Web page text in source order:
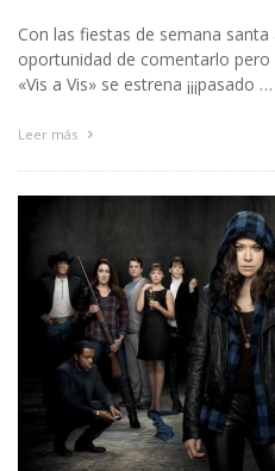
Con las fiestas de semana
oportunidad de comentarlo
«Vis a Vis» se estrena ¡¡¡pasado …
Leer más